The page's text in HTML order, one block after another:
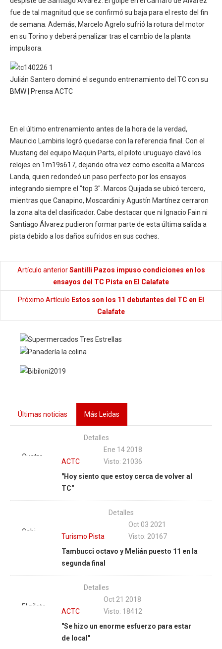
fue de tal magnitud que se confirmó su baja para el resto del fin
de semana. Además, Marcelo Agrelo sufrió la rotura del motor
en su Torino y deberá penalizar tras el cambio de la planta
impulsora.
Julián Santero dominó el segundo entrenamiento del TC con su
BMW | Prensa ACTC
En el último entrenamiento antes de la hora de la verdad,
Mauricio Lambiris logró quedarse con la referencia final. Con el
Mustang del equipo Maquin Parts, el piloto uruguayo clavó los
relojes en 1m19s617, dejando otra vez como escolta a Marcos
Landa, quien redondeó un paso perfecto por los ensayos
integrando siempre el "top 3". Marcos Quijada se ubicó tercero,
mientras que Canapino, Moscardini y Agustín Martínez cerraron
la zona alta del clasificador. Cabe destacar que ni Ignacio Fain ni
Santiago Álvarez pudieron formar parte de esta última salida a
pista debido a los daños sufridos en sus coches.
Artículo anterior Santilli Pazos impuso condiciones en los
ensayos del TC Pista en El Calafate
Próximo Artículo Estos son los 11 debutantes del TC en El
Calafate
Últimas noticias Más Leidas
Cuatro
en el TC,
operativo
ACTC
Detalles
Ene 14 2018
Visto: 21036
"Hoy siento que estoy cerca de volver al
TC"
Gabi
entrerriano.
Turismo Pista
Detalles
Oct 03 2021
Visto: 20167
Tambucci octavo y Melián puesto 11 en la
segunda final
El piloto
ACTC
Detalles
Oct 21 2018
Visto: 18412
"Se hizo un enorme esfuerzo para estar
de local"